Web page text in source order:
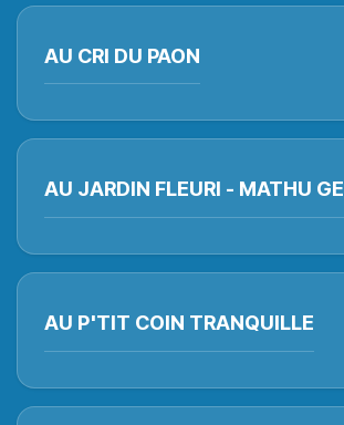
AU CRI DU PAON
AU JARDIN FLEURI - MATHU
AU P'TIT COIN TRANQUILLE